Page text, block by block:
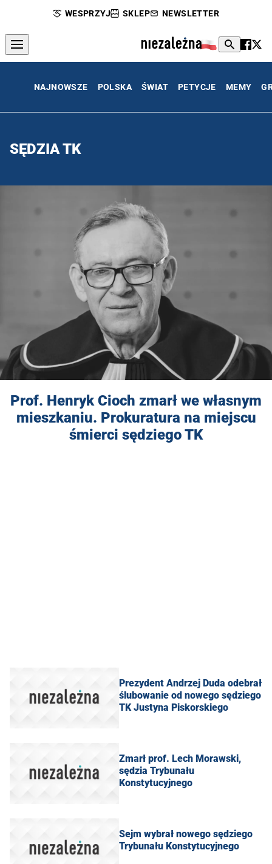
WESPRZYJ SKLEP NEWSLETTER
NAJNOWSZE POLSKA ŚWIAT PETYCJE MEMY
SĘDZIA TK
Prof. Henryk Cioch zmarł we własnym
mieszkaniu. Prokuratura na miejscu
śmierci sędziego TK
Prezydent Andrzej Duda odebrał
ślubowanie od nowego sędziego
TK Justyna Piskorskiego
Zmarł prof. Lech Morawski,
sędzia Trybunału
Konstytucyjnego
Sejm wybrał nowego sędziego
Trybunału Konstytucyjnego